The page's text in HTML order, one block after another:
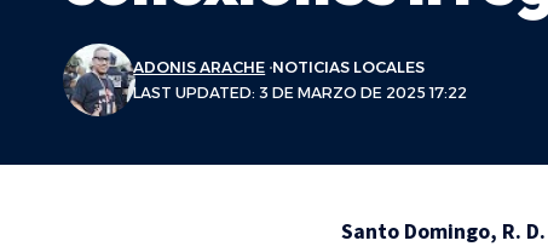
LAST UPDATED: 3 DE MARZO DE 2025 17:22
ADONIS ARACHE NOTICIAS LOCALES
Santo Domingo, R. D.